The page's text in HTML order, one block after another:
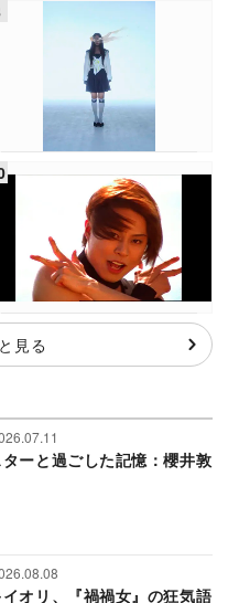
見る
ターと過ごした記憶：櫻井敦
オリ、『禍禍女』の狂気語